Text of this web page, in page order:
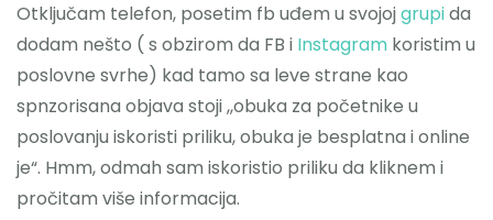
Otključam telefon, posetim fb uđem u svojojgrupida
dodam nešto ( s obzirom da FB i Instagram koristim u
poslovne svrhe) kad tamo sa leve strane kao
spnzorisana objava stoji ,,obuka za početnike u
poslovanju iskoristi priliku, obuka je besplatna i online
je“. Hmm, odmah sam iskoristio priliku da kliknem i
pročitam više informacija.